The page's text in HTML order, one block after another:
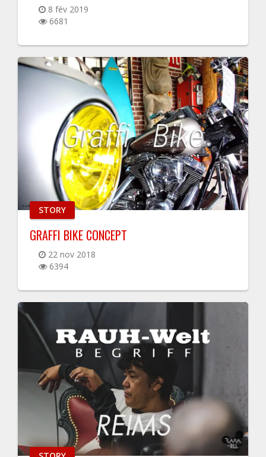
8 fév 2019
6681
STORY
GRAFFI BIKE CONCEPT
22 nov 2018
6394